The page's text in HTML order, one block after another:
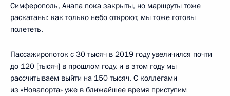
Симферополь, Анапа пока закрыты, но маршруты тоже
раскатаны: как только небо откроют, мы тоже готовы
полететь.
Пассажиропоток с 30 тысяч в 2019 году увеличился почти
до 120 [тысяч] в прошлом году, и в этом году мы
рассчитываем выйти на 150 тысяч. С коллегами
из «Новапорта» уже в ближайшее время приступим